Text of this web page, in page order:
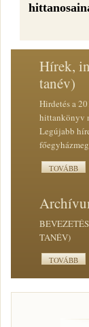
Hírek,
tanév)
Hirdetés a
hittankönyv
Legújabb
TOVÁBB
TANÉV)
TOVÁBB